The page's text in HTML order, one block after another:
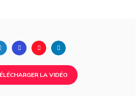
LA VIDÉO